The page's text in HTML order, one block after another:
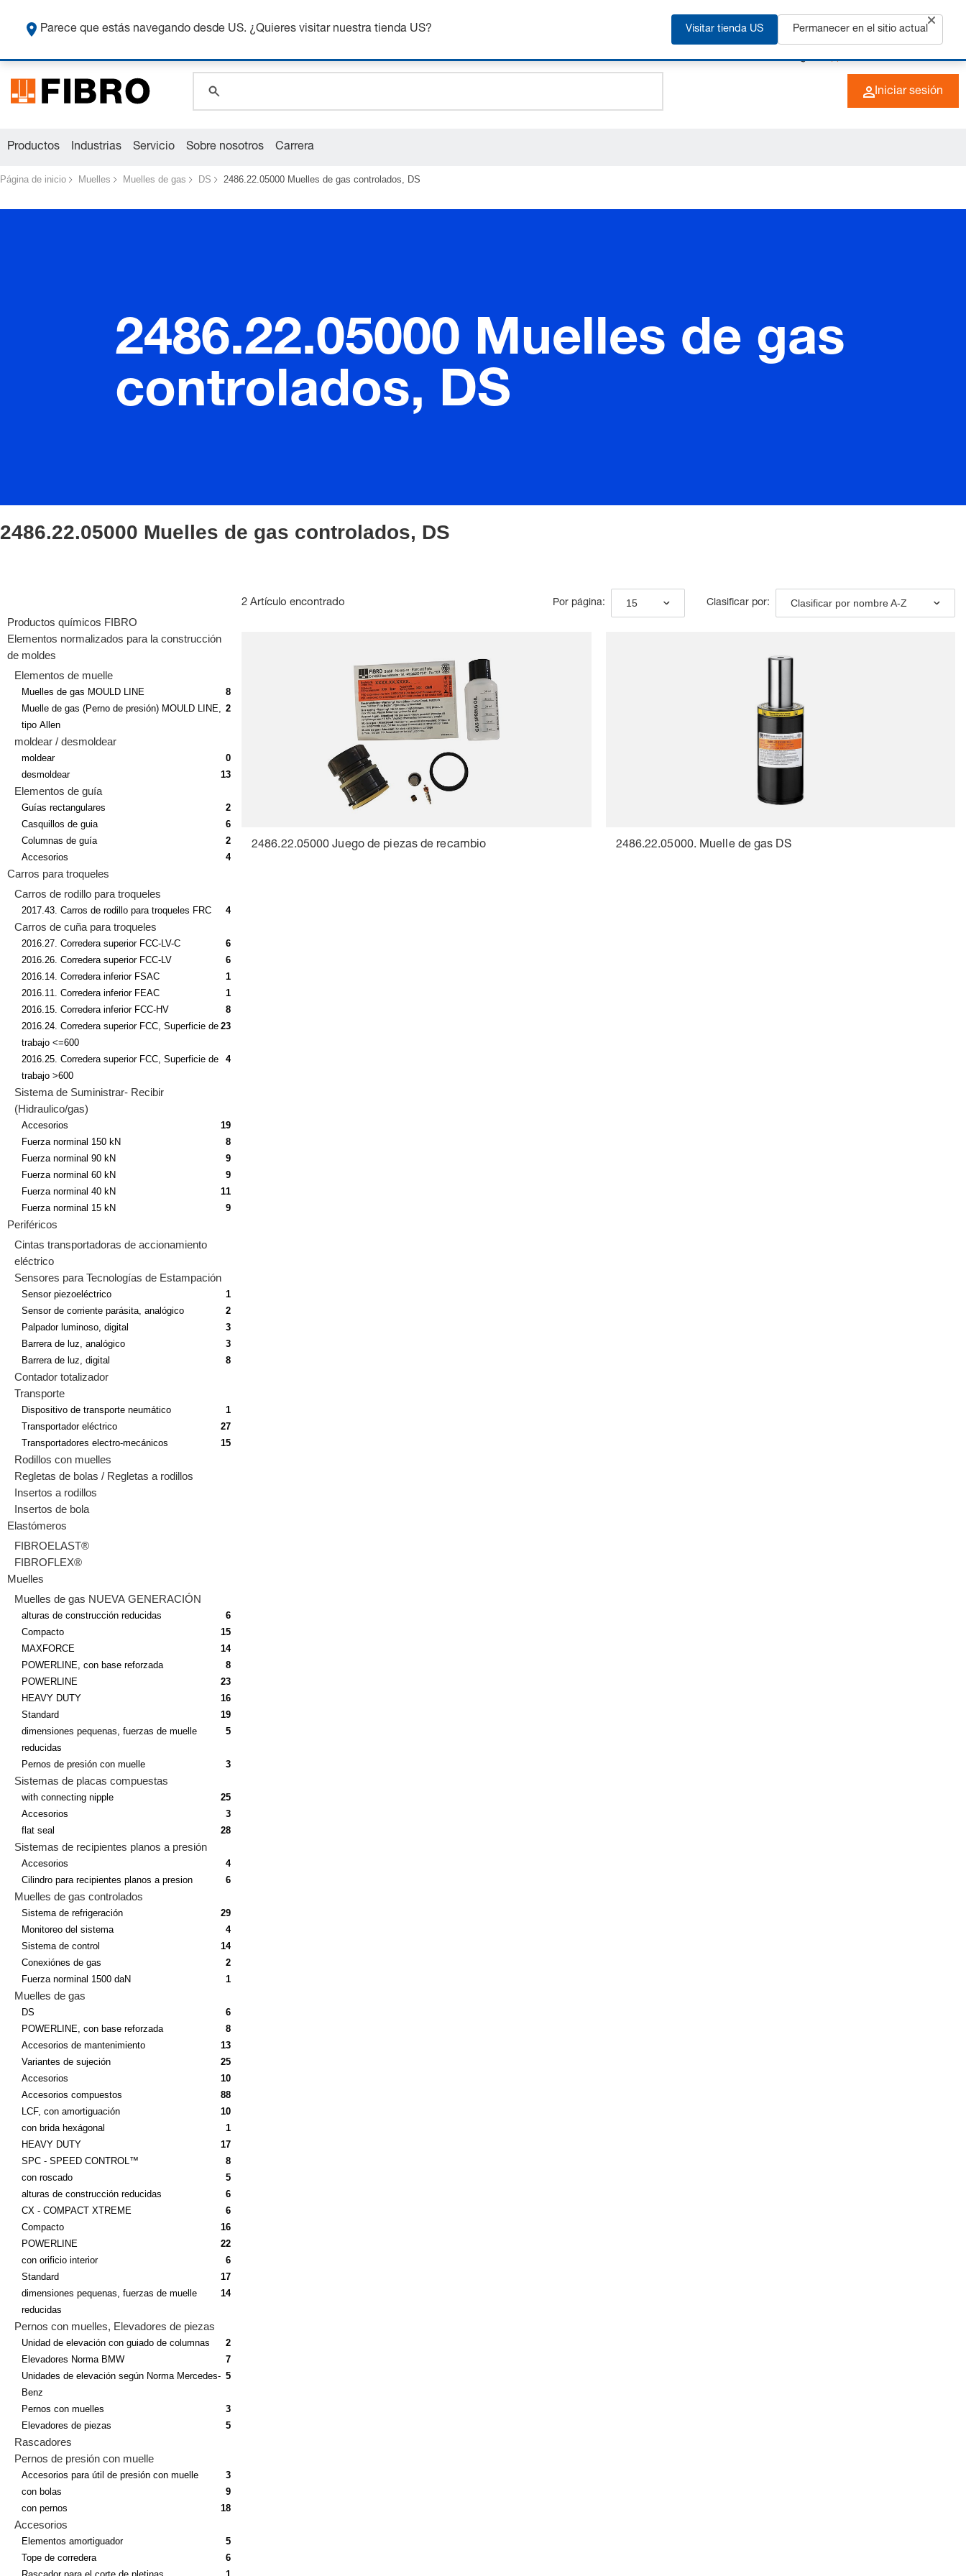
+49 (0) 6266 73-0 ES
global.search.placeholder.name
global.search.placeholder.category
Iniciar sesión
Productos Industrias Servicio Sobre nosotros Carrera
Página de inicio Muelles Muelles de gas DS 2486.22.05000 Muelles de gas controlados, DS
2486.22.05000 Muelles de gas
controlados, DS
2486.22.05000 Muelles de gas controlados, DS
Productos químicos FIBRO
Elementos normalizados para la construcción
de moldes
Elementos de muelle
Muelles de gas MOULD LINE
8
Muelle de gas (Perno de presión) MOULD LINE,
tipo Allen
2
moldear / desmoldear
moldear
0
desmoldear
13
Elementos de guía
Guías rectangulares
2
Casquillos de guia
6
Columnas de guía
2
Accesorios
4
Carros para troqueles
Carros de rodillo para troqueles
2017.43. Carros de rodillo para troqueles FRC 4
Carros de cuña para troqueles
2016.27. Corredera superior FCC-LV-C
6
2016.26. Corredera superior FCC-LV
6
2016.14. Corredera inferior FSAC
1
2016.11. Corredera inferior FEAC
1
2016.15. Corredera inferior FCC-HV
8
2016.24. Corredera superior FCC, Superficie de
trabajo <=600
23
2016.25. Corredera superior FCC, Superficie de
trabajo >600
4
Sistema de Suministrar- Recibir
(Hidraulico/gas)
Accesorios
19
Fuerza norminal 150 kN
8
Fuerza norminal 90 kN
9
Fuerza norminal 60 kN
9
Fuerza norminal 40 kN
11
Fuerza norminal 15 kN
9
Periféricos
Cintas transportadoras de accionamiento
eléctrico
Sensores para Tecnologías de Estampación
Sensor piezoeléctrico
1
Sensor de corriente parásita, analógico
2
Palpador luminoso, digital
3
Barrera de luz, analógico
3
Barrera de luz, digital
8
Contador totalizador
Transporte
Dispositivo de transporte neumático
1
Transportador eléctrico
27
Transportadores electro-mecánicos
15
Rodillos con muelles
Regletas de bolas / Regletas a rodillos
Insertos a rodillos
Insertos de bola
Elastómeros
FIBROELAST®
FIBROFLEX®
Muelles
Muelles de gas NUEVA GENERACIÓN
alturas de construcción reducidas
6
Compacto
15
MAXFORCE
14
POWERLINE, con base reforzada
8
POWERLINE
23
HEAVY DUTY
16
Standard
19
dimensiones pequenas, fuerzas de muelle
reducidas
5
Pernos de presión con muelle 3
Sistemas de placas compuestas
with connecting nipple
25
Accesorios
3
flat seal
28
Sistemas de recipientes planos a presión
Accesorios
4
Cilindro para recipientes planos a presion
6
Muelles de gas controlados
Sistema de refrigeración
29
Monitoreo del sistema
4
Sistema de control
14
Conexiónes de gas
2
Fuerza norminal 1500 daN
1
Muelles de gas
DS
6
POWERLINE, con base reforzada
8
Accesorios de mantenimiento
13
Variantes de sujeción
25
Accesorios
10
Accesorios compuestos
88
LCF, con amortiguación
10
con brida hexágonal
1
HEAVY DUTY
17
SPC - SPEED CONTROL™
8
con roscado
5
alturas de construcción reducidas
6
CX - COMPACT XTREME
6
Compacto
16
POWERLINE
22
con orificio interior
6
Standard
17
dimensiones pequenas, fuerzas de muelle
reducidas
14
Pernos con muelles, Elevadores de piezas
Unidad de elevación con guiado de columnas
2
Elevadores Norma BMW
7
Unidades de elevación según Norma Mercedes-
Benz
5
Pernos con muelles
3
Elevadores de piezas
5
Rascadores
Pernos de presión con muelle
Accesorios para útil de presión con muelle
3
con bolas
9
con pernos
18
Accesorios
Elementos amortiguador
5
Tope de corredera
6
2 Artículo encontrado Por página: 15 Clasificar por: Clasificar por nombre A-Z
2486.22.05000 Juego de piezas de recambio 2486.22.05000. Muelle de gas DS
Parece que estás navegando desde US. ¿Quieres visitar nuestra tienda US? Visitar tienda US Permanecer en el sitio actual